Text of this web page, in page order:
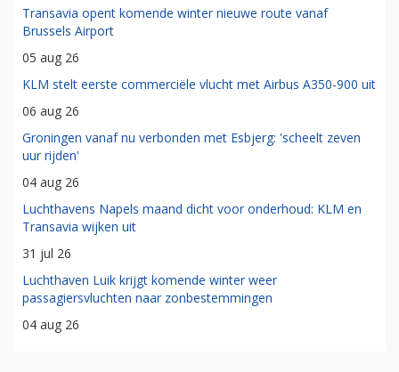
Transavia opent komende winter nieuwe route vanaf
Brussels Airport
05 aug 26
KLM stelt eerste commerciële vlucht met Airbus A350-900 uit
06 aug 26
Groningen vanaf nu verbonden met Esbjerg: 'scheelt zeven
uur rijden'
04 aug 26
Luchthavens Napels maand dicht voor onderhoud: KLM en
Transavia wijken uit
31 jul 26
Luchthaven Luik krijgt komende winter weer
passagiersvluchten naar zonbestemmingen
04 aug 26